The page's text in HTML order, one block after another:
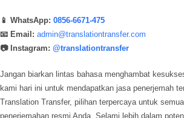
📱 WhatsApp: 0856-6671-475
📧 Email: admin@translationtransfer.com
📷 Instagram: @translationtransfer
Jangan biarkan lintas bahasa menghambat
kami hari ini untuk mendapatkan jasa penerjemah
Translation Transfer, pilihan terpercaya untuk
penerjemahan resmi Anda. Selami lebih dalam